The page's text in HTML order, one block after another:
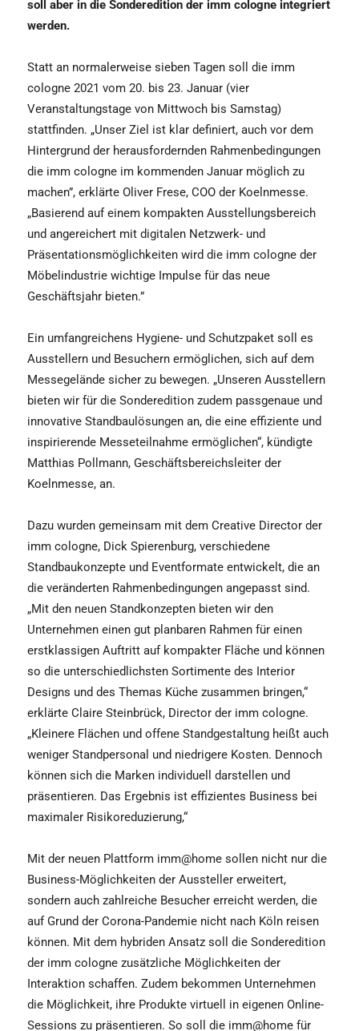
soll aber in die Sonderedition der imm cologne integriert
werden.
Statt an normalerweise sieben Tagen soll die imm
cologne 2021 vom 20. bis 23. Januar (vier
Veranstaltungstage von Mittwoch bis Samstag)
stattfinden. „Unser Ziel ist klar definiert, auch vor dem
Hintergrund der herausfordernden Rahmenbedingungen
die imm cologne im kommenden Januar möglich zu
machen”, erklärte Oliver Frese, COO der Koelnmesse.
„Basierend auf einem kompakten Ausstellungsbereich
und angereichert mit digitalen Netzwerk- und
Präsentationsmöglichkeiten wird die imm cologne der
Möbelindustrie wichtige Impulse für das neue
Geschäftsjahr bieten.”
Ein umfangreichens Hygiene- und Schutzpaket soll es
Ausstellern und Besuchern ermöglichen, sich auf dem
Messegelände sicher zu bewegen. „Unseren Ausstellern
bieten wir für die Sonderedition zudem passgenaue und
innovative Standbaulösungen an, die eine effiziente und
inspirierende Messeteilnahme ermöglichen“, kündigte
Matthias Pollmann, Geschäftsbereichsleiter der
Koelnmesse, an.
Dazu wurden gemeinsam mit dem Creative Director der
imm cologne, Dick Spierenburg, verschiedene
Standbaukonzepte und Eventformate entwickelt, die an
die veränderten Rahmenbedingungen angepasst sind.
„Mit den neuen Standkonzepten bieten wir den
Unternehmen einen gut planbaren Rahmen für einen
erstklassigen Auftritt auf kompakter Fläche und können
so die unterschiedlichsten Sortimente des Interior
Designs und des Themas Küche zusammen bringen,“
erklärte Claire Steinbrück, Director der imm cologne.
„Kleinere Flächen und offene Standgestaltung heißt auch
weniger Standpersonal und niedrigere Kosten. Dennoch
können sich die Marken individuell darstellen und
präsentieren. Das Ergebnis ist effizientes Business bei
maximaler Risikoreduzierung,“
Mit der neuen Plattform imm@home sollen nicht nur die
Business-Möglichkeiten der Aussteller erweitert,
sondern auch zahlreiche Besucher erreicht werden, die
auf Grund der Corona-Pandemie nicht nach Köln reisen
können. Mit dem hybriden Ansatz soll die Sonderedition
der imm cologne zusätzliche Möglichkeiten der
Interaktion schaffen. Zudem bekommen Unternehmen
die Möglichkeit, ihre Produkte virtuell in eigenen Online-
Sessions zu präsentieren. So soll die imm@home für